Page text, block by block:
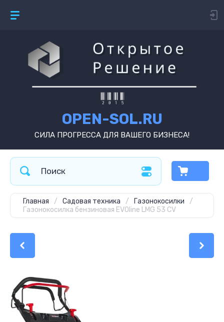
OPEN-SOL.RU
СИЛА ПРОГРЕССА ДЛЯ ВАШЕГО БИЗНЕСА!
Главная / Садовая техника / Газонокосилки
/
Газонокосилка бензиновая EVOline LMG 53 CV